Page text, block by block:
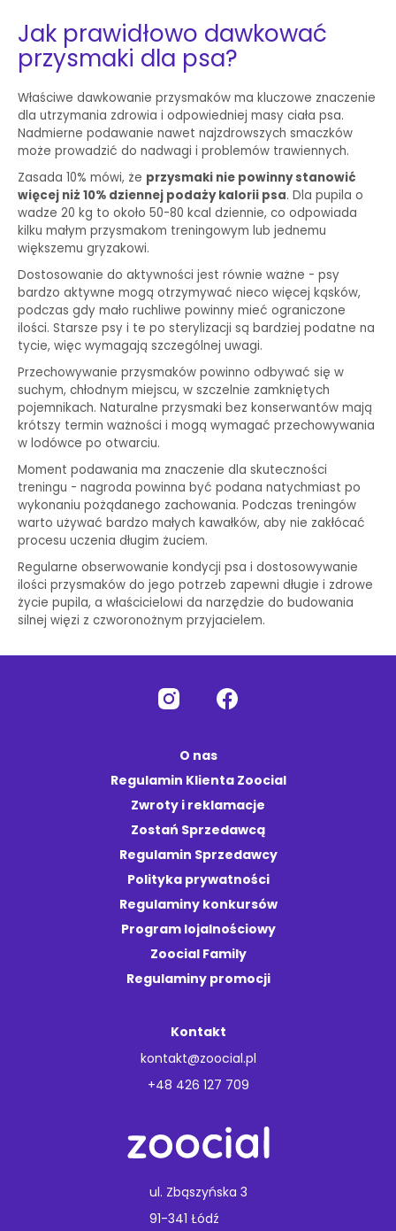
Jak prawidłowo dawkować
przysmaki dla psa?
Właściwe dawkowanie przysmaków ma kluczowe znaczenie
dla utrzymania zdrowia i odpowiedniej masy ciała psa.
Nadmierne podawanie nawet najzdrowszych smaczków
może prowadzić do nadwagi i problemów trawiennych.
Zasada 10% mówi, że przysmaki nie powinny stanowić
więcej niż 10% dziennej podaży kalorii psa. Dla pupila o
wadze 20 kg to około 50-80 kcal dziennie, co odpowiada
kilku małym przysmakom treningowym lub jednemu
większemu gryzakowi.
Dostosowanie do aktywności jest równie ważne - psy
bardzo aktywne mogą otrzymywać nieco więcej kąsków,
podczas gdy mało ruchliwe powinny mieć ograniczone
ilości. Starsze psy i te po sterylizacji są bardziej podatne na
tycie, więc wymagają szczególnej uwagi.
Przechowywanie przysmaków powinno odbywać się w
suchym, chłodnym miejscu, w szczelnie zamkniętych
pojemnikach. Naturalne przysmaki bez konserwantów mają
krótszy termin ważności i mogą wymagać przechowywania
w lodówce po otwarciu.
Moment podawania ma znaczenie dla skuteczności
treningu - nagroda powinna być podana natychmiast po
wykonaniu pożądanego zachowania. Podczas treningów
warto używać bardzo małych kawałków, aby nie zakłócać
procesu uczenia długim żuciem.
Regularne obserwowanie kondycji psa i dostosowywanie
ilości przysmaków do jego potrzeb zapewni długie i zdrowe
życie pupila, a właścicielowi da narzędzie do budowania
silnej więzi z czworonożnym przyjacielem.
O nas
Regulamin Klienta Zoocial
Zwroty i reklamacje
Zostań Sprzedawcą
Regulamin Sprzedawcy
Polityka prywatności
Regulaminy konkursów
Program lojalnościowy
Zoocial Family
Regulaminy promocji
Kontakt
kontakt@zoocial.pl
+48 426 127 709
ul. Zbąszyńska 3
91-341 Łódź